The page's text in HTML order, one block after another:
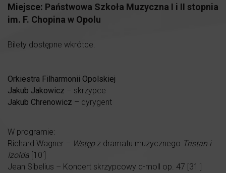
Miejsce: Państwowa Szkoła Muzyczna I i II stopnia
im. F. Chopina w Opolu
Bilety dostępne wkrótce.
Orkiestra Filharmonii Opolskiej
Jakub Jakowicz – skrzypce
Jakub Chrenowicz – dyrygent
W programie:
Richard Wagner – Wstęp z dramatu muzycznego Tristan i
Izolda [10′]
Jean Sibelius – Koncert skrzypcowy d-moll op. 47 [31′]